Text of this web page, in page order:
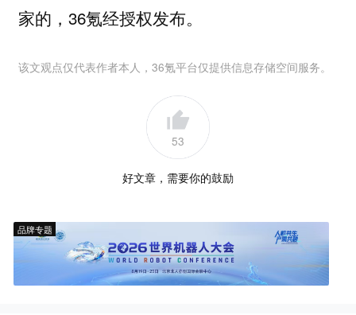
家的，36氪经授权发布。
该文观点仅代表作者本人，36氪平台仅提供信息存储空间服务。
53
好文章，需要你的鼓励
品牌专题